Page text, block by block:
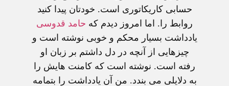
حسابی کاريکاتوری است. خودتان پيدا کنيد
روابط را. اما امروز ديدم که حامد قدوسی
يادداشت بسيار محکم و خوبی نوشته است و
چيزهايی از آنچه در دل داشتم بر زبان او
رفته است. نوشته است که کامنت هايش را
به دلايلی می بندد. من آن يادداشت را بتمامه